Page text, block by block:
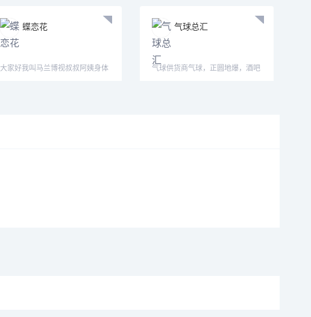
蝶恋花
大家好我叫马兰博视叔叔阿姨身体
气球总汇
气球供货商气球，正圆地爆，酒吧